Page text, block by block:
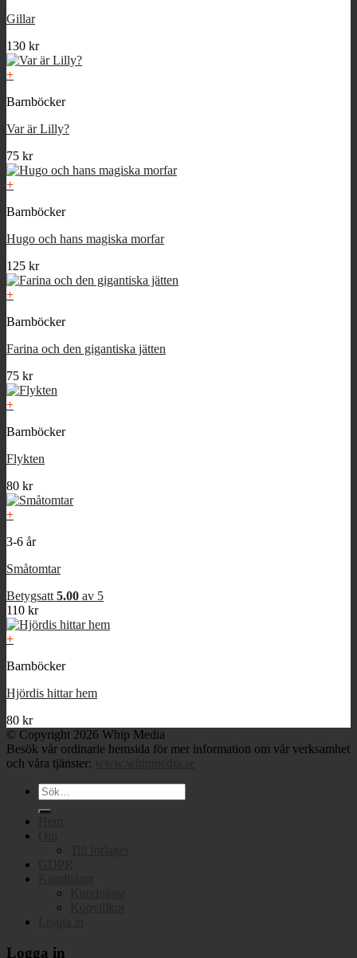
Gillar
130 kr
+
Barnböcker
Var är Lilly?
75 kr
+
Barnböcker
Hugo och hans magiska morfar
125 kr
+
Barnböcker
Farina och den gigantiska jätten
75 kr
+
Barnböcker
Flykten
80 kr
+
3-6 år
Småtomtar
Betygsatt 5.00 av 5
110 kr
+
Barnböcker
Hjördis hittar hem
80 kr
© Copyright 2026 Whip Media
Besök vår ordinarie hemsida för mer information om vår verksamhet
och våra tjänster:
Sök
efter:
Logga in